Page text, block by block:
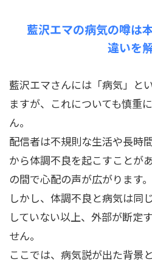
藍沢エマの病気の噂は
違いを
藍沢エマさんには「病気」と
ますが、これについても慎重
ん。
配信者は不規則な生活や長時
から体調不良を起こすことが
の間で心配の声が広がります。
しかし、体調不良と病気は同
していない以上、外部が断定
せん。
ここでは、病気説が出た背景